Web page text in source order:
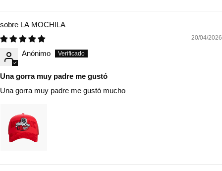
LA MOCHILA
20/04/2026
Anónimo
Una gorra muy padre me gustó
Una gorra muy padre me gustó mucho